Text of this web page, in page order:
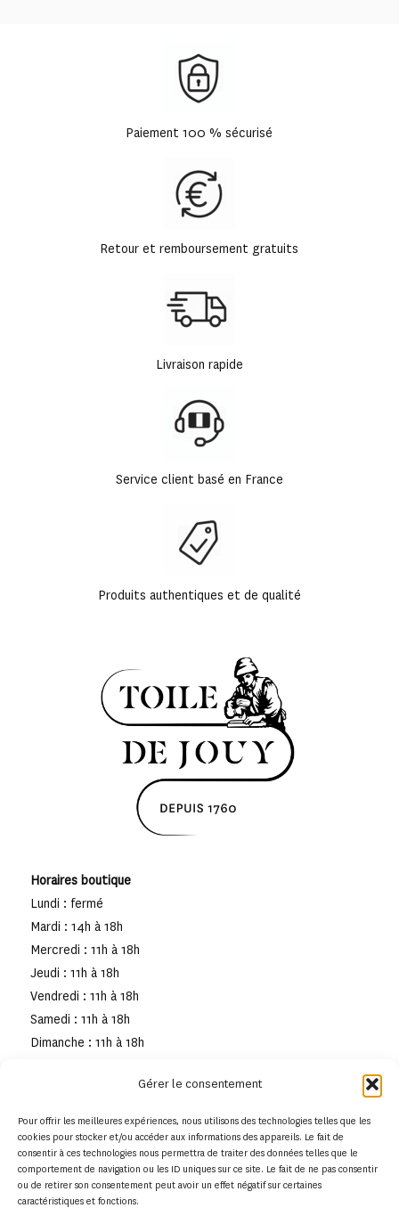
Gérer le consentement
Pour offrir les meilleures expériences, nous utilisons des technologies telles que les
cookies pour stocker et/ou accéder aux informations des appareils. Le fait de
consentir à ces technologies nous permettra de traiter des données telles que le
comportement de navigation ou les ID uniques sur ce site. Le fait de ne pas consentir
ou de retirer son consentement peut avoir un effet négatif sur certaines
caractéristiques et fonctions.
Paiement 100 % sécurisé
Retour et remboursement gratuits
Livraison rapide
Service client basé en France
Produits authentiques et de qualité
Horaires boutique
Lundi : fermé
Mardi : 14h à 18h
Mercredi : 11h à 18h
Jeudi : 11h à 18h
Vendredi : 11h à 18h
Samedi : 11h à 18h
Dimanche : 11h à 18h